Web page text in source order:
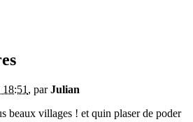
, parJulian
beaux villages ! et quin plaser de poder